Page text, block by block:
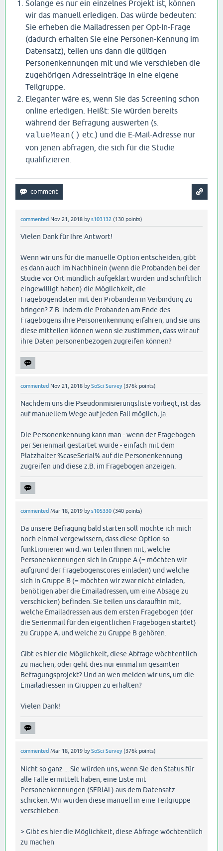
Solange es nur ein einzelnes Projekt ist, können
wir das manuell erledigen. Das würde bedeuten:
Sie erheben die Mailadressen per Opt-In-Frage
(dadurch erhalten Sie eine Personen-Kennung im
Datensatz), teilen uns dann die gültigen
Personenkennungen mit und wie verschieben die
zugehörigen Adresseinträge in eine eigene
Teilgruppe.
Eleganter wäre es, wenn Sie das Screening schon
online erledigen. Heißt: Sie würden bereits
während der Befragung auswerten (s.
valueMean() etc.) und die E-Mail-Adresse nur
von jenen abfragen, die sich für die Studie
qualifizieren.
commented Nov 21, 2018 bys103132 (130 points)
Vielen Dank für Ihre Antwort!
Wenn wir uns für die manuelle Option entscheiden, gibt
es dann auch im Nachhinein (wenn die Probanden bei der
Studie vor Ort mündlich aufgeklärt wurden und schriftlich
eingewilligt haben) die Möglichkeit, die
Fragebogendaten mit den Probanden in Verbindung zu
bringen? Z.B. indem die Probanden am Ende des
Fragebogens ihre Personenkennung erfahren, und sie uns
diese mitteilen können wenn sie zustimmen, dass wir auf
ihre Daten personenbezogen zugreifen können?
commented Nov 21, 2018 bySoSci Survey (376k points)
Nachdem uns die Pseudonmisierungsliste vorliegt, ist das
auf manuellem Wege auf jeden Fall möglich, ja.
Die Personenkennung kann man - wenn der Fragebogen
per Serienmail gestartet wurde - einfach mit dem
Platzhalter %caseSerial% auf die Personenkennung
zugreifen und diese z.B. im Fragebogen anzeigen.
commented Mar 18, 2019 bys105330 (340 points)
Da unsere Befragung bald starten soll möchte ich mich
noch einmal vergewissern, dass diese Option so
funktionieren wird: wir teilen Ihnen mit, welche
Personenkennungen sich in Gruppe A (= möchten wir
aufgrund der Fragebogenscores einladen) und welche
sich in Gruppe B (= möchten wir zwar nicht einladen,
benötigen aber die Emailadressen, um eine Absage zu
verschicken) befinden. Sie teilen uns daraufhin mit,
welche Emailadressen aus dem ersten Fragebogen (der
die Serienmail für den eigentlichen Fragebogen startet)
zu Gruppe A, und welche zu Gruppe B gehören.
Gibt es hier die Möglichkeit, diese Abfrage wöchtentlich
zu machen, oder geht dies nur einmal im gesamten
Befragungsprojekt? Und an wen melden wir uns, um die
Emailadressen in Gruppen zu erhalten?
Vielen Dank!
commented Mar 18, 2019 bySoSci Survey (376k points)
Nicht so ganz ... Sie würden uns, wenn Sie den Status für
alle Fälle ermittelt haben, eine Liste mit
Personenkennungen (SERIAL) aus dem Datensatz
schicken. Wir würden diese manuell in eine Teilgruppe
verschieben.
> Gibt es hier die Möglichkeit, diese Abfrage wöchtentlich
zu machen